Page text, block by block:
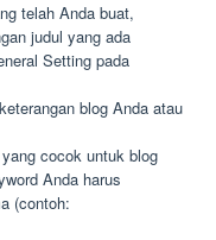
telah Anda buat,
judul yang ada
Setting pada
blog Anda atau
cocok untuk blog
Anda harus
(contoh: